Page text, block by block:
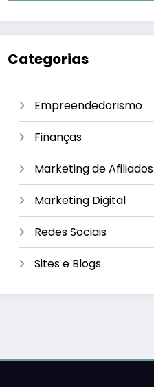
Categorias
Empreendedorismo
Finanças
Marketing de Afiliados
Marketing Digital
Redes Sociais
Sites e Blogs